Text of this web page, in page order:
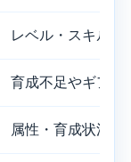
レベル・スキル・
育成不足やギア効
属性・育成状況・